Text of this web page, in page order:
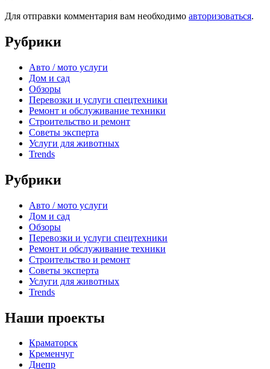
Для отправки комментария вам необходимо авторизоваться.
Рубрики
Авто / мото услуги
Дом и сад
Обзоры
Перевозки и услуги спецтехники
Ремонт и обслуживание техники
Строительство и ремонт
Советы эксперта
Услуги для животных
Trends
Рубрики
Авто / мото услуги
Дом и сад
Обзоры
Перевозки и услуги спецтехники
Ремонт и обслуживание техники
Строительство и ремонт
Советы эксперта
Услуги для животных
Trends
Наши проекты
Краматорск
Кременчуг
Днепр